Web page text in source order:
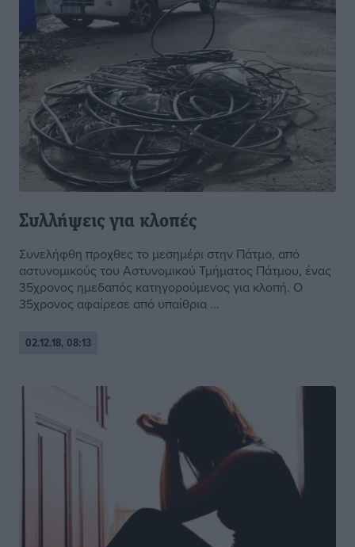
Συλλήψεις για κλοπές
Συνελήφθη προχθες το μεσημέρι στην Πάτμο, από
αστυνομικούς του Αστυνομικού Τμήματος Πάτμου, ένας
35χρονος ημεδαπός κατηγορούμενος για κλοπή. Ο
35χρονος αφαίρεσε από υπαίθρια ...
02.12.18, 08:13